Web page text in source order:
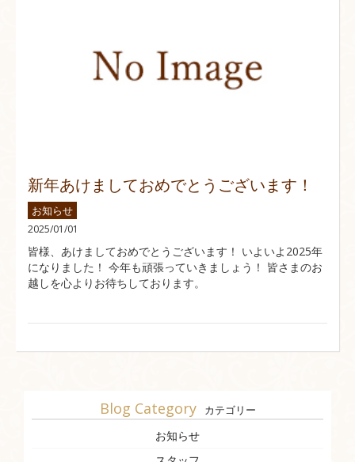
新年あけましておめでとうございます！
お知らせ
2025/01/01
皆様、あけましておめでとうございます！ いよいよ2025年
になりました！ 今年も頑張っていきましょう！ 皆さまのお
越しを心よりお待ちしております。
Blog Category カテゴリー
お知らせ